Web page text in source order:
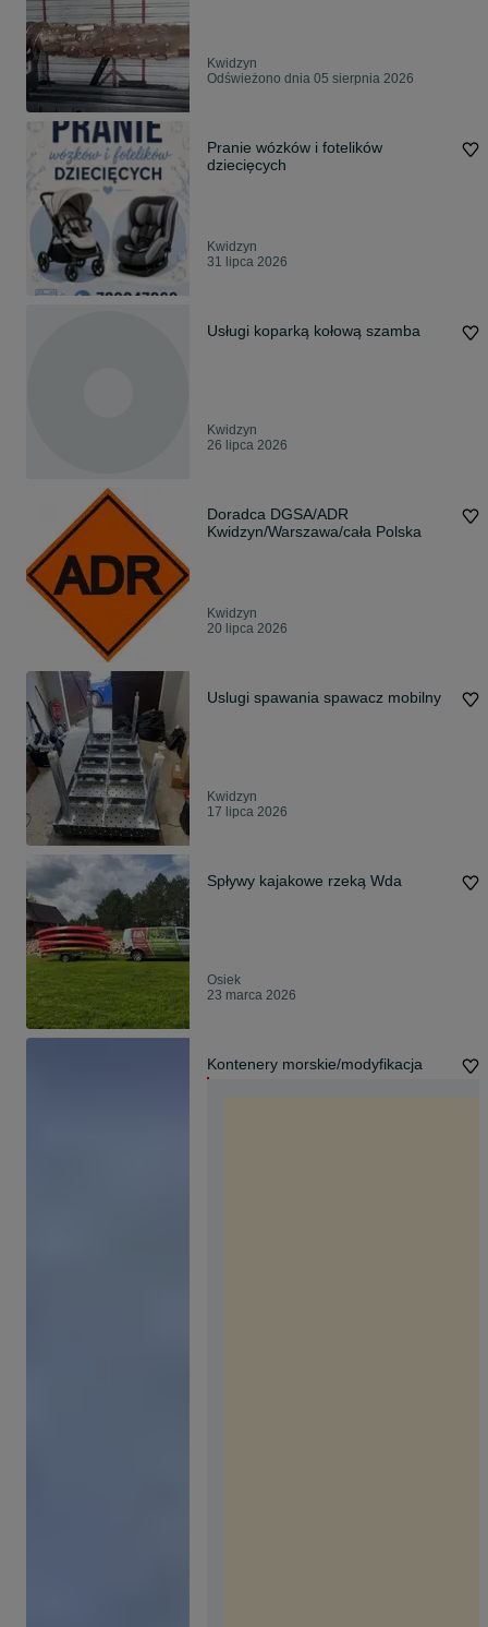
Kwidzyn
Odświeżono dnia 05 sierpnia 2026
Pranie wózków i fotelików
dziecięcych
Kwidzyn
31 lipca 2026
Usługi koparką kołową szamba
Kwidzyn
26 lipca 2026
Doradca DGSA/ADR
Kwidzyn/Warszawa/cała Polska
Kwidzyn
20 lipca 2026
Uslugi spawania spawacz mobilny
Kwidzyn
17 lipca 2026
Spływy kajakowe rzeką Wda
Osiek
23 marca 2026
Kontenery morskie/modyfikacja